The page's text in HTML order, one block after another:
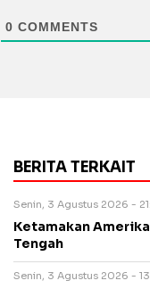
0 COMMENTS
BERITA TERKAIT
Senin, 3 Agustus 2026 -
Ketamakan
Tengah
Senin, 3 Agustus 2026 -